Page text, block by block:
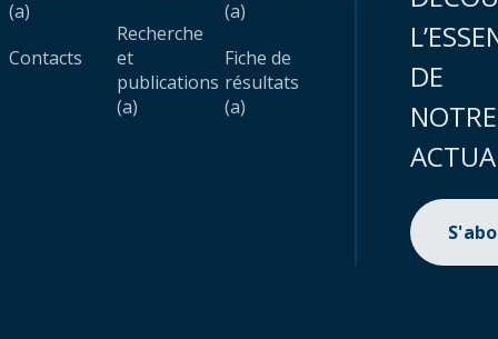
(a)
Contacts
Recherche
et
publications
(a)
(a)
Fiche de
résultats
(a)
DE
NOTRE